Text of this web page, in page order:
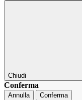
Chiudi
Conferma
Annulla Conferma